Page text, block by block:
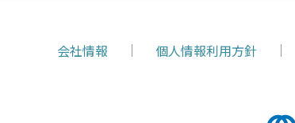
会社情報 個人情報利用方針